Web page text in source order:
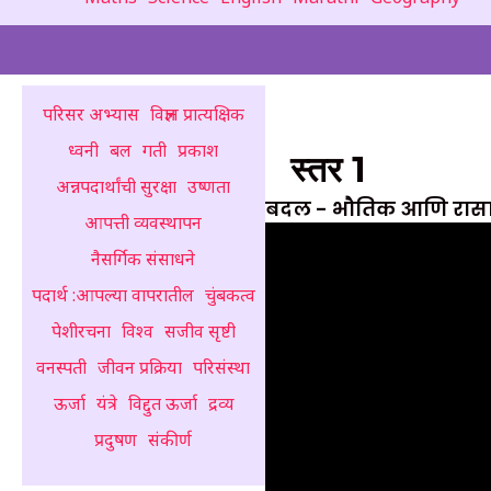
परिसर अभ्यास विज्ञान प्रात्यक्षिक
ध्वनी बल गती प्रकाश
अन्नपदार्थांची सुरक्षा उष्णता
आपत्ती व्यवस्थापन
नैसर्गिक संसाधने
पदार्थ :आपल्या वापरातील चुंबकत्व
पेशीरचना विश्व सजीव सृष्टी
वनस्पती जीवन प्रक्रिया परिसंस्था
ऊर्जा यंत्रे विद्दुत ऊर्जा द्रव्य
प्रदुषण संकीर्ण
स्तर 1
बदल - भौतिक आणि